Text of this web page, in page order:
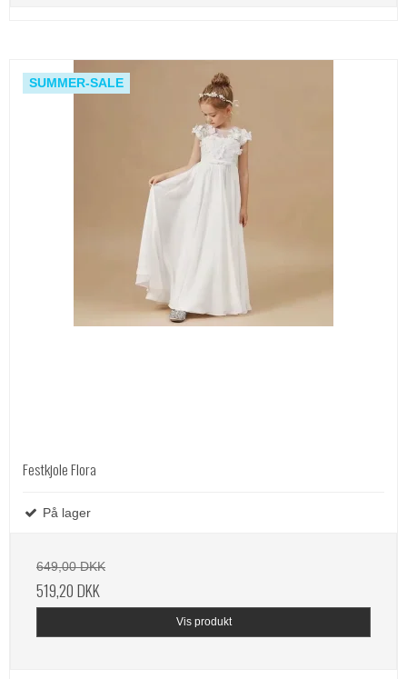
SUMMER-SALE
Festkjole Flora
På lager
649,00 DKK
519,20 DKK
Vis produkt